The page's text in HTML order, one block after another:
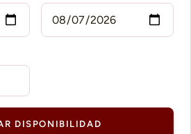
DISPONIBILIDAD